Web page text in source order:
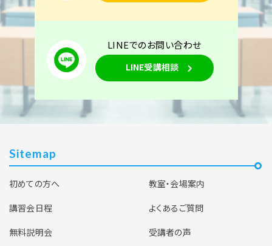
空席あり
東京校 オンライン講座 学科コース（2日間）
2026年10月3日（土）
東京校【下期】第二種電気工事士学科試験（CBT・筆
記）対策 10月3日・4日開催（YouTubeライブ配信
同時開催）
LINEでのお問い合わせ
LINE受講相談
Sitemap
初めての方へ
教室・会場案内
講習会日程
よくあるご質問
無料説明会
受講者の声